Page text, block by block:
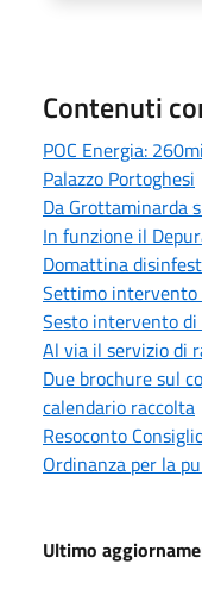
Contenuti
POC Energia:
Palazzo Portoghesi
Da Grottaminarda
In funzione il
Domattina
Settimo intervento
Sesto intervento
Al via il servizio di
Due brochure sul
calendario raccolta
Resoconto
Ordinanza per la
Ultimo